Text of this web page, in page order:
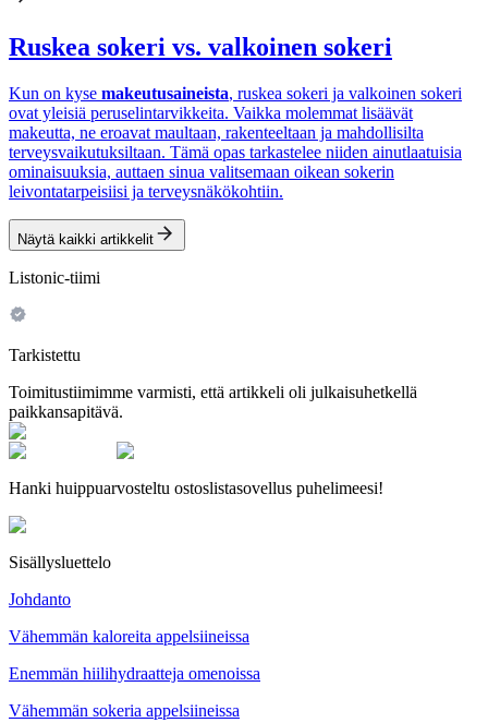
Ruskea sokeri vs. valkoinen sokeri
Kun on kyse makeutusaineista, ruskea sokeri ja valkoinen sokeri
ovat yleisiä peruselintarvikkeita. Vaikka molemmat lisäävät
makeutta, ne eroavat maultaan, rakenteeltaan ja mahdollisilta
terveysvaikutuksiltaan. Tämä opas tarkastelee niiden ainutlaatuisia
ominaisuuksia, auttaen sinua valitsemaan oikean sokerin
leivontatarpeisiisi ja terveysnäkökohtiin.
Näytä kaikki artikkelit
Listonic-tiimi
Tarkistettu
Toimitustiimimme varmisti, että artikkeli oli julkaisuhetkellä
paikkansapitävä.
Hanki huippuarvosteltu ostoslistasovellus puhelimeesi!
Sisällysluettelo
Johdanto
Vähemmän kaloreita appelsiineissa
Enemmän hiilihydraatteja omenoissa
Vähemmän sokeria appelsiineissa